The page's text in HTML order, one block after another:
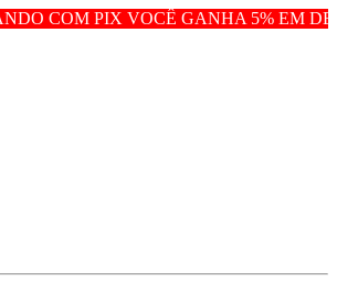
COM PIX VOCÊ GANHA 5% EM